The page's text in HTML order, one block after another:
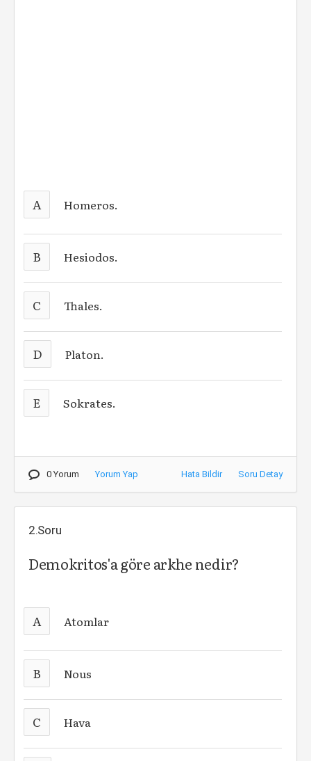
A Homeros.
B Hesiodos.
C Thales.
D Platon.
E Sokrates.
0 Yorum Yorum Yap Hata Bildir Soru Detay
2.Soru
Demokritos'a göre arkhe nedir?
A Atomlar
B Nous
C Hava